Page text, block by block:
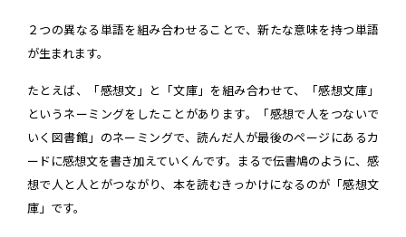
２つの異なる単語を組み合わせることで、新たな意味を持つ単語
が生まれます。
たとえば、「感想文」と「文庫」を組み合わせて、「感想文庫」
というネーミングをしたことがあります。「感想で人をつないで
いく図書館」のネーミングで、読んだ人が最後のページにあるカ
ードに感想文を書き加えていくんです。まるで伝書鳩のように、感
想で人と人とがつながり、本を読むきっかけになるのが「感想文
庫」です。